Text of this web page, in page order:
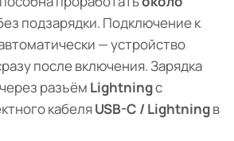
подзарядки. Подключение к
— устройство
после включения. Зарядка
разъём Lightningс
кабеляUSB-C / Lightningв